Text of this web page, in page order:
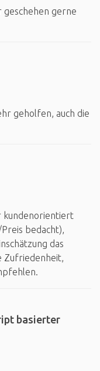
gerne
geholfen, auch die
kundenorientiert
bedacht),
das
Zufriedenheit,
basierter